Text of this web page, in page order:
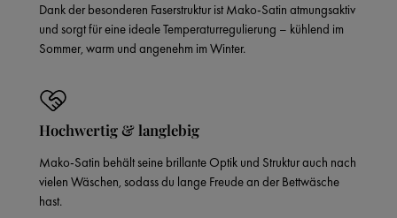
Dank der besonderen Faserstruktur ist Mako-Satin atmungsaktiv
und sorgt für eine ideale Temperaturregulierung – kühlend im
Sommer, warm und angenehm im Winter.
Hochwertig & langlebig
Mako-Satin behält seine brillante Optik und Struktur auch nach
vielen Wäschen, sodass du lange Freude an der Bettwäsche
hast.